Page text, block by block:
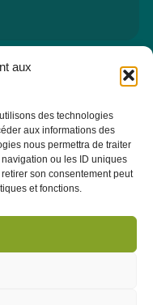
aux
des technologies
aux informations des
nous permettra de traiter
ou les ID uniques
son consentement peut
et fonctions.
pour les coordonnées
pour recevoir
autres concernant le